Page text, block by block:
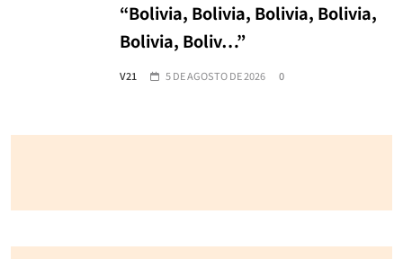
“Bolivia, Bolivia, Bolivia, Bolivia,
Bolivia, Boliv…”
V21 5 DE AGOSTO DE 2026 0